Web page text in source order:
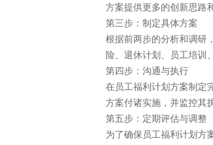
方案提供更多的创新思路
第三步：制定具体方案
根据前两步的分析和调研
险、退休计划、员工培训
第四步：沟通与执行
在员工福利计划方案制定
方案付诸实施，并监控其
第五步：定期评估与调整
为了确保员工福利计划方